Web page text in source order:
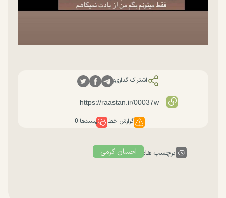
اشتراک گذاری:
گزارش خطا پسندها:0
برچسب ها: احسان کرمی